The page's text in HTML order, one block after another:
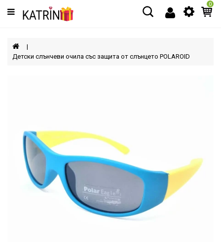
Категории
МЪЖЕ
0
Детски слънчеви очила със защита от слънцето POLAROID